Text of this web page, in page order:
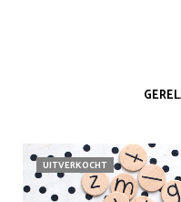
UITVERKOCHT